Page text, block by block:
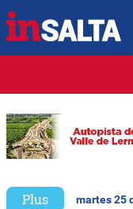
Plus martes 25